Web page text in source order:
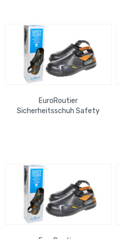
EuroRoutier
Sicherheitsschuh Safety